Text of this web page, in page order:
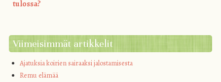
tulossa?
Viimeisimmät artikkelit
Ajatuksia koirien sairaaksi jalostamisesta
Remu elämää